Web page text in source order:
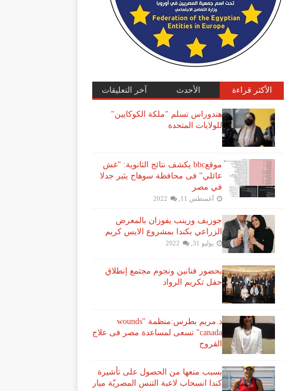
الأكثر قراءة الأحدث آخر التعليقات
هندوراس تسلم "ملكة الكوكايين"
للولايات المتحدة
موقعbbc يكشف نتائج الثانوية: "غش
عائلي" فى محافظة سوهاج يثير جدلا
في مصر
أغسطس 11, 2022
جوزيف وزينب يفوزان بالمعرض
الزراعي بكندا بمشروع الايس كريم
يوليو 31, 2022
بحضور فنانين ونجوم مجتمع إنطلاق
حفل تكريم الرواد
د.مريم بطرس:منظمة "wounds
canada" تسعى لمساعدة مصر فى علاج
القروح
بسبب منعها من الحصول على تأشيرة
كندا انسحاب لاعبة ​التنس​ المصريّة ​ميار